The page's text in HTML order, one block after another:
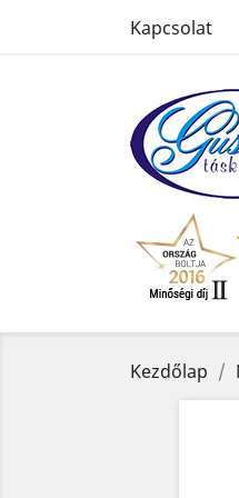
Kapcsolat
Kezdőlap